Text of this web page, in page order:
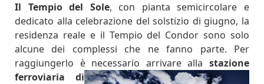
Il Tempio del Sole, con pianta semicircolare e
dedicato alla celebrazione del solstizio di giugno, la
residenza reale e il Tempio del Condor sono solo
alcune dei complessi che ne fanno parte.
Per
raggiungerlo è necessario arrivare alla stazione
ferroviaria di